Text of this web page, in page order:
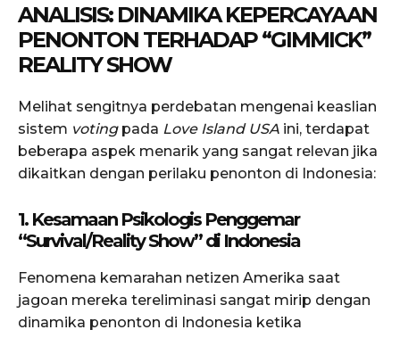
ANALISIS: DINAMIKA KEPERCAYAAN
PENONTON TERHADAP “GIMMICK”
REALITY SHOW
Melihat sengitnya perdebatan mengenai keaslian
sistem votingpada Love Island USA ini, terdapat
beberapa aspek menarik yang sangat relevan jika
dikaitkan dengan perilaku penonton di Indonesia:
1. Kesamaan Psikologis Penggemar
“Survival/Reality Show” di Indonesia
Fenomena kemarahan netizen Amerika saat
jagoan mereka tereliminasi sangat mirip dengan
dinamika penonton di Indonesia ketika